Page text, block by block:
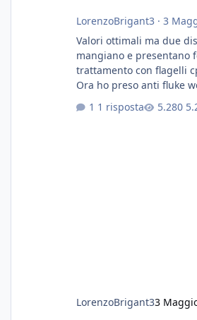
LorenzoBrigant3 · 3
Valori ottimali ma due
mangiano e presentano
trattamento con flagelli
Ora ho preso anti fluke
esperienza nel
sostanza
1 risposta
LorenzoBrigant33